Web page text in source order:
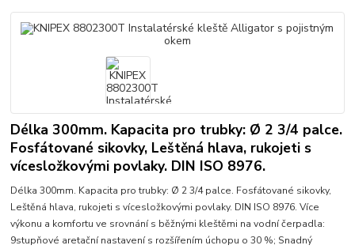
Délka 300mm. Kapacita pro trubky: Ø 2 3/4 palce.
Fosfátované sikovky, Leštěná hlava, rukojeti s
vícesložkovými povlaky. DIN ISO 8976.
Délka 300mm. Kapacita pro trubky: Ø 2 3/4 palce. Fosfátované sikovky,
Leštěná hlava, rukojeti s vícesložkovými povlaky. DIN ISO 8976. Více
výkonu a komfortu ve srovnání s běžnými kleštěmi na vodní čerpadla:
9stupňové aretační nastavení s rozšířením úchopu o 30 %; Snadný